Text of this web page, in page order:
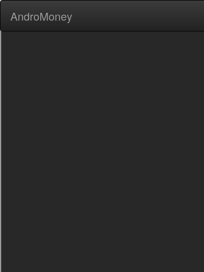
AndroMoney